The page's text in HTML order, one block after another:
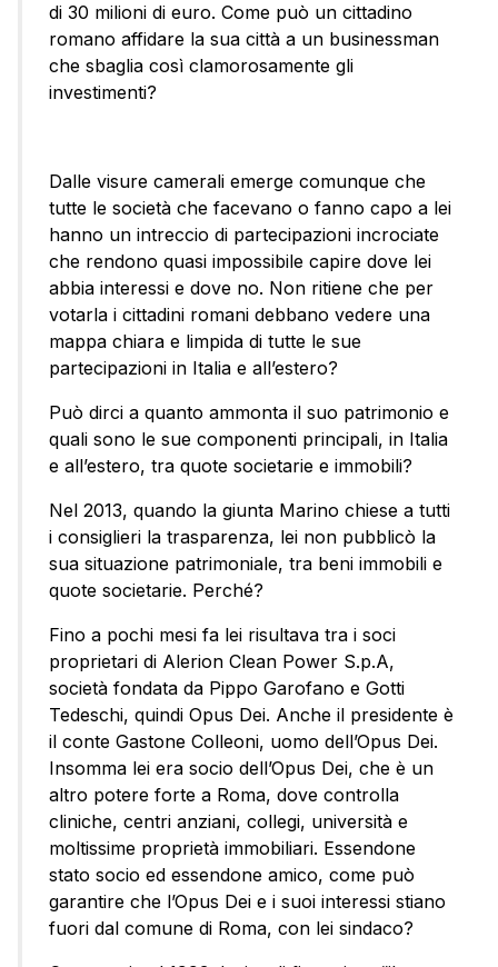
di 30 milioni di euro. Come può un cittadino
romano affidare la sua città a un businessman
che sbaglia così clamorosamente gli
investimenti?
Dalle visure camerali emerge comunque che
tutte le società che facevano o fanno capo a lei
hanno un intreccio di partecipazioni incrociate
che rendono quasi impossibile capire dove lei
abbia interessi e dove no. Non ritiene che per
votarla i cittadini romani debbano vedere una
mappa chiara e limpida di tutte le sue
partecipazioni in Italia e all’estero?
Può dirci a quanto ammonta il suo patrimonio e
quali sono le sue componenti principali, in Italia
e all’estero, tra quote societarie e immobili?
Nel 2013, quando la giunta Marino chiese a tutti
i consiglieri la trasparenza, lei non pubblicò la
sua situazione patrimoniale, tra beni immobili e
quote societarie. Perché?
Fino a pochi mesi fa lei risultava tra i soci
proprietari di Alerion Clean Power S.p.A,
società fondata da Pippo Garofano e Gotti
Tedeschi, quindi Opus Dei. Anche il presidente è
il conte Gastone Colleoni, uomo dell’Opus Dei.
Insomma lei era socio dell’Opus Dei, che è un
altro potere forte a Roma, dove controlla
cliniche, centri anziani, collegi, università e
moltissime proprietà immobiliari. Essendone
stato socio ed essendone amico, come può
garantire che l’Opus Dei e i suoi interessi stiano
fuori dal comune di Roma, con lei sindaco?